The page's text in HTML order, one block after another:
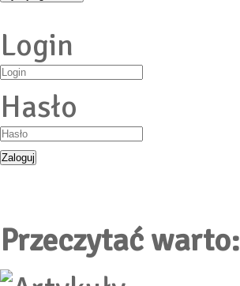
Login
Hasło
Przeczytać warto: